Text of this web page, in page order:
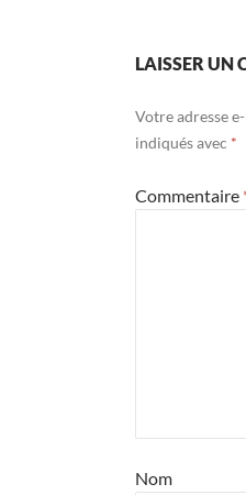
LAISSER UN
Votre adresse
indiqués avec *
Commentaire
Nom